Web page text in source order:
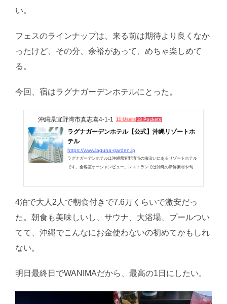
い。
フェスのラインナップは、来る前は期待より良くなか
ったけど、その分、余裕があって、めちゃ楽しめて
る。
今回、宿はラグナガーデンホテルにとった。
沖縄県宜野湾市真志喜4-1-1 11 Users 18 Pockets
ラグナガーデンホテル【公式】沖縄リゾートホ
テル
https://www.laguna-garden.jp
ラグナガーデンホテルは沖縄県宜野湾市の海沿いにあるリゾートホテル
です。全客室オーシャンビュー。レストランでは沖縄の新鮮素材や旬の
4泊で大人2人で朝食付きで7.6万くらいで激安だっ
た。朝食も美味しいし、サウナ、大浴場、プールつい
てて、沖縄でこんなにお金使わないの初めてかもしれ
ない。
明日最終日でWANIMAだから、最高の1日にしたい。